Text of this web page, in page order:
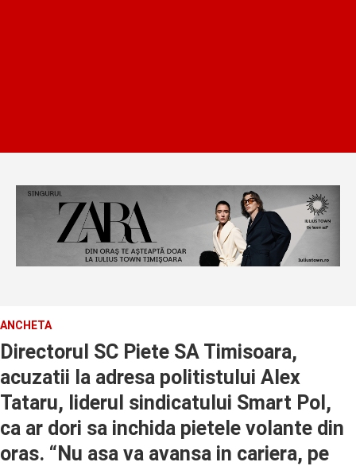
ANCHETA
Directorul SC Piete SA Timisoara,
acuzatii la adresa politistului Alex
Tataru, liderul sindicatului Smart Pol,
ca ar dori sa inchida pietele volante din
oras. “Nu asa va avansa in cariera, pe